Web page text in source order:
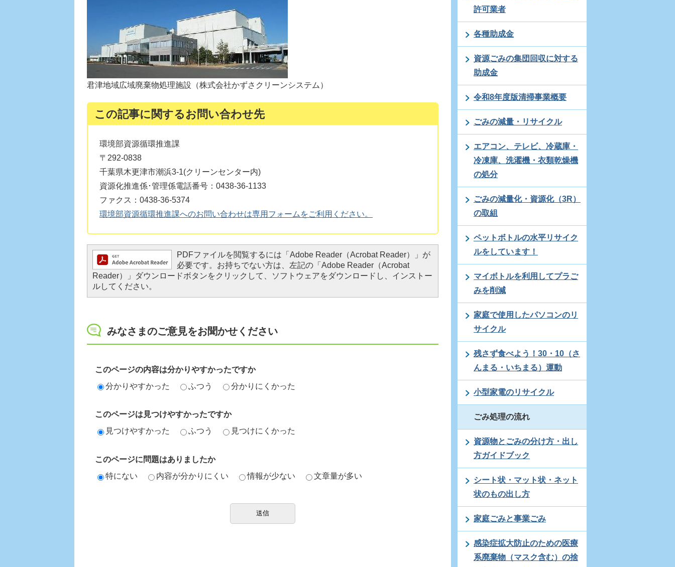
君津地域広域廃棄物処理施設（株式会社かずさクリーンシステム）
この記事に関するお問い合わせ先
環境部資源循環推進課
〒292-0838
千葉県木更津市潮浜3-1(クリーンセンター内)
資源化推進係･管理係電話番号：0438-36-1133
ファクス：0438-36-5374
環境部資源循環推進課へのお問い合わせは専用フォームをご利用ください。
PDFファイルを閲覧するには「Adobe Reader（Acrobat Reader）」が
必要です。お持ちでない方は、左記の「Adobe Reader（Acrobat
Reader）」ダウンロードボタンをクリックして、ソフトウェアをダウンロードし、インストー
ルしてください。
みなさまのご意見をお聞かせください
このページの内容は分かりやすかったですか
分かりやすかった
ふつう 分かりにくかった
このページは見つけやすかったですか
見つけやすかった
ふつう 見つけにくかった
このページに問題はありましたか
特にない
内容が分かりにくい 情報が少ない 文章量が多い
許可業者
各種助成金
資源ごみの集団回収に対する
助成金
令和8年度版清掃事業概要
ごみの減量・リサイクル
エアコン、テレビ、冷蔵庫・
冷凍庫、洗濯機・衣類乾燥機
の処分
ごみの減量化・資源化（3R）
の取組
ペットボトルの水平リサイク
ルをしています！
マイボトルを利用してプラご
みを削減
家庭で使用したパソコンのリ
サイクル
残さず食べよう！30・10（さ
んまる・いちまる）運動
小型家電のリサイクル
ごみ処理の流れ
資源物とごみの分け方・出し
方ガイドブック
シート状・マット状・ネット
状のもの出し方
家庭ごみと事業ごみ
感染症拡大防止のための医療
系廃棄物（マスク含む）の捨